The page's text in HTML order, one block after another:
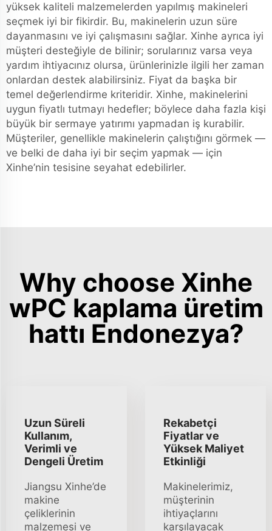
yüksek kaliteli malzemelerden yapılmış makineleri
seçmek iyi bir fikirdir. Bu, makinelerin uzun süre
dayanmasını ve iyi çalışmasını sağlar. Xinhe ayrıca iyi
müşteri desteğiyle de bilinir; sorularınız varsa veya
yardım ihtiyacınız olursa, ürünlerinizle ilgili her zaman
onlardan destek alabilirsiniz. Fiyat da başka bir
temel değerlendirme kriteridir. Xinhe, makinelerini
uygun fiyatlı tutmayı hedefler; böylece daha fazla kişi
büyük bir sermaye yatırımı yapmadan iş kurabilir.
Müşteriler, genellikle makinelerin çalıştığını görmek —
ve belki de daha iyi bir seçim yapmak — için
Xinhe’nin tesisine seyahat edebilirler.
Why choose Xinhe
wPC kaplama üretim
hattı Endonezya?
Uzun Süreli
Kullanım,
Verimli ve
Dengeli Üretim
Jiangsu Xinhe’de
makine
çeliklerinin
malzemesi ve
Rekabetçi
Fiyatlar ve
Yüksek Maliyet
Etkinliği
Makinelerimiz,
müşterinin
ihtiyaçlarını
karşılayacak